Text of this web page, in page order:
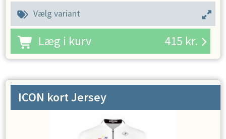
Læg i kurv 415 kr.
Vælg variant
ICON kort Jersey